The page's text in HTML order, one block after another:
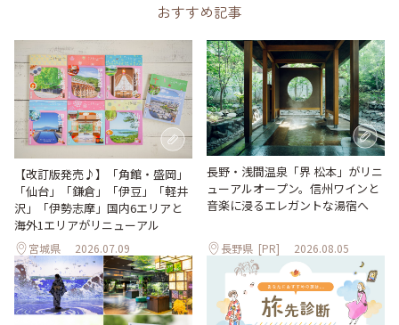
おすすめ記事
【改訂版発売♪】「角館・盛岡」
「仙台」「鎌倉」「伊豆」「軽井
沢」「伊勢志摩」国内6エリアと
海外1エリアがリニューアル
宮城県 2026.07.09
長野・浅間温泉「界 松本」がリニ
ューアルオープン。信州ワインと
音楽に浸るエレガントな湯宿へ
長野県 [PR] 2026.08.05